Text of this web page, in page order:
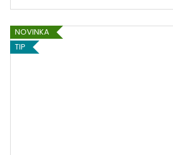
NOVINKA
TIP